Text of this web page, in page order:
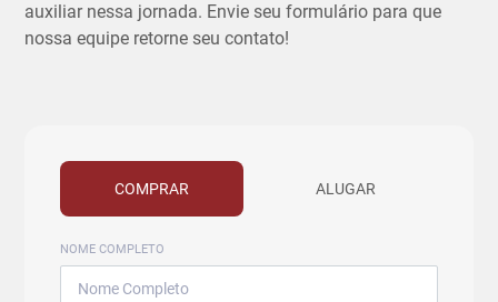
auxiliar nessa jornada. Envie seu formulário para que
nossa equipe retorne seu contato!
COMPRAR ALUGAR
NOME COMPLETO